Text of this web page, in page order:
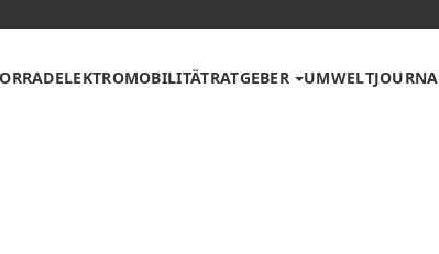
ELEKTROMOBILITÄTRATGEBER UMWELT